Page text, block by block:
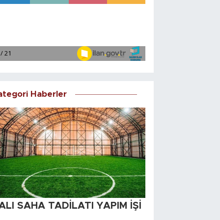
Haberler
SAHA TADİLATI YAPIM İŞİ